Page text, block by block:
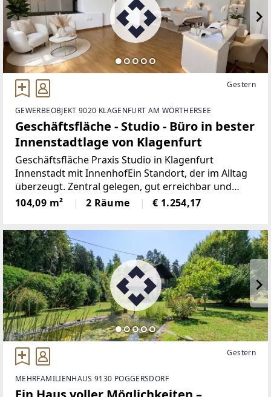
Gestern
GEWERBEOBJEKT 9020 KLAGENFURT AM WÖRTHERSEE
Geschäftsfläche - Studio - Büro in bester
Innenstadtlage von Klagenfurt
Geschäftsfläche Praxis Studio in Klagenfurt
Innenstadt mit InnenhofEin Standort, der im Alltag
überzeugt. Zentral gelegen, gut erreichbar und
vielseitig nutzbar.Diese Geschäftsfläche in der
Klagenfurter Innenstadt eignet sich ideal für Praxis,
104,09 m² 2 Räume € 1.254,17
Gestern
MEHRFAMILIENHAUS 9130 POGGERSDORF